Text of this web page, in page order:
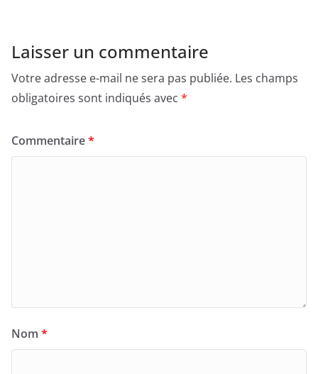
Laisser un commentaire
Votre adresse e-mail ne sera pas publiée. Les champs
obligatoires sont indiqués avec *
Commentaire*
Nom *